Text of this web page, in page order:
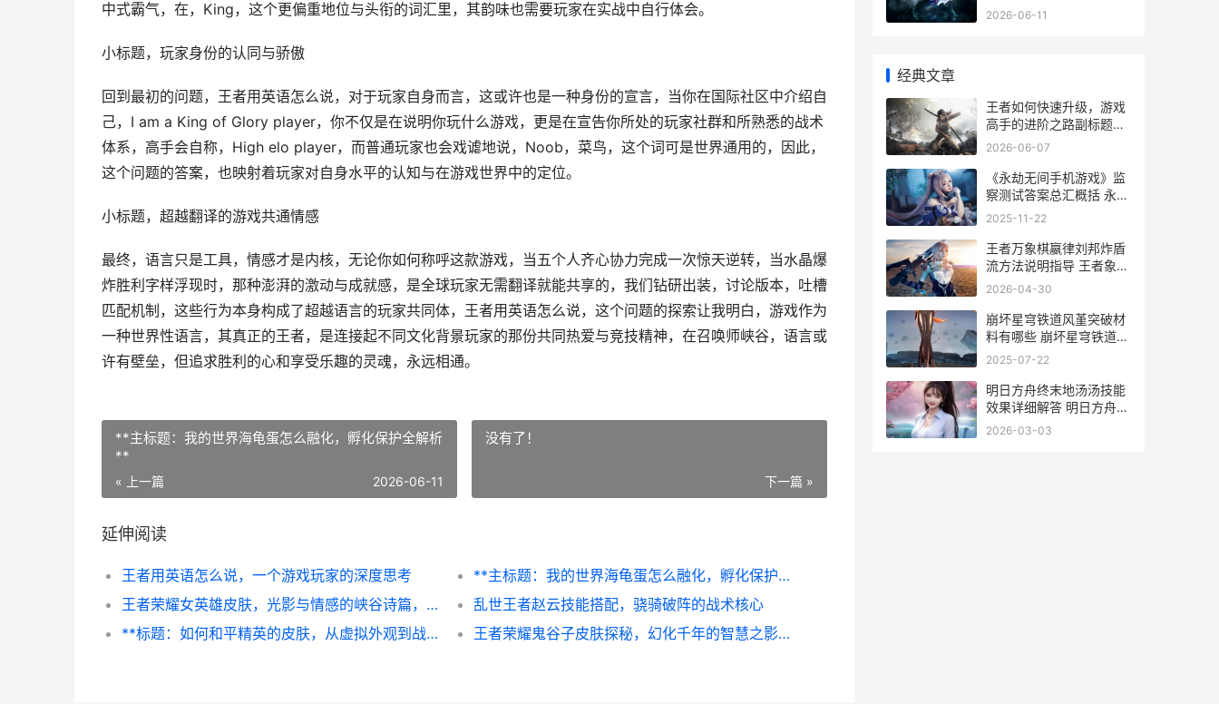
中式霸气，在，King，这个更偏重地位与头衔的词汇里，其韵味也需要玩家在实战中自行体会。
小标题，玩家身份的认同与骄傲
回到最初的问题，王者用英语怎么说，对于玩家自身而言，这或许也是一种身份的宣言，当你在国际社区中介绍自
己，I am a King of Glory player，你不仅是在说明你玩什么游戏，更是在宣告你所处的玩家社群和所熟悉的战术
体系，高手会自称，High elo player，而普通玩家也会戏谑地说，Noob，菜鸟，这个词可是世界通用的，因此，
这个问题的答案，也映射着玩家对自身水平的认知与在游戏世界中的定位。
小标题，超越翻译的游戏共通情感
最终，语言只是工具，情感才是内核，无论你如何称呼这款游戏，当五个人齐心协力完成一次惊天逆转，当水晶爆
炸胜利字样浮现时，那种澎湃的激动与成就感，是全球玩家无需翻译就能共享的，我们钻研出装，讨论版本，吐槽
匹配机制，这些行为本身构成了超越语言的玩家共同体，王者用英语怎么说，这个问题的探索让我明白，游戏作为
一种世界性语言，其真正的王者，是连接起不同文化背景玩家的那份共同热爱与竞技精神，在召唤师峡谷，语言或
许有壁垒，但追求胜利的心和享受乐趣的灵魂，永远相通。
**主标题：我的世界海龟蛋怎么融化，孵化保护全解析
**
« 上一篇 2026-06-11
没有了！
下一篇 »
延伸阅读
王者用英语怎么说，一个游戏玩家的深度思考
**主标题：我的世界海龟蛋怎么融化，孵化保护全解析**
王者荣耀女英雄皮肤，光影与情感的峡谷诗篇，副标题，指尖绽放的虚拟美学与叙事共鸣
乱世王者赵云技能搭配，骁骑破阵的战术核心
**标题：如何和平精英的皮肤，从虚拟外观到战术艺术的思考，副标题：一名资深玩家的深度解析**
王者荣耀鬼谷子皮肤探秘，幻化千年的智慧之影，副标题，玄微子缠绕下的视觉与战术革命
2026-06-11
经典文章
王者如何快速升级，游戏
高手的进阶之路副标题，
从新手到王者的经验分享
2026-06-07
《永劫无间手机游戏》监
察测试答案总汇概括 永劫
无间手机壁纸
2025-11-22
王者万象棋嬴律刘邦炸盾
流方法说明指导 王者象棋
000001
2026-04-30
崩坏星穹铁道风堇突破材
料有哪些 崩坏星穹铁道风
堇培养攻略
2025-07-22
明日方舟终末地汤汤技能
效果详细解答 明日方舟终
末地官网下载入口
2026-03-03